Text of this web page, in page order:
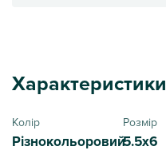
Характеристики
Колір
Різнокольоровий
Розмір
5.5x6